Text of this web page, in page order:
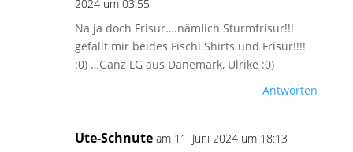
2024 um 03:55
Na ja doch Frisur….nämlich Sturmfrisur!!!
gefällt mir beides Fischi Shirts und Frisur!!!!
:0) …Ganz LG aus Dänemark, Ulrike :0)
Antworten
Ute-Schnute am 11. Juni 2024 um 18:13